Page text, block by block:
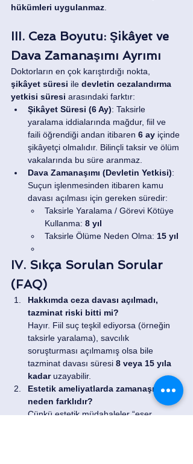
hükümleri uygulanmaz
III. Ceza Boyutu: Şikâyet ve
Dava Zamanaşımı Ayrımı
Doktorların en çok karıştırdığı nokta,
şikâyet süresi ile devletin cezalandırma
yetkisi süresi arasındaki farktır:
Şikâyet Süresi (6 Ay): Taksirle
yaralama iddialarında mağdur, fiil ve
faili öğrendiği andan itibaren 6 ay içinde
şikâyetçi olmalıdır. Bilinçli taksir ve ölüm
vakalarında bu süre aranmaz.
Dava Zamanaşımı (Devletin Yetkisi):
Suçun işlenmesinden itibaren kamu
davası açılması için gereken süredir:
Taksirle Yaralama / Görevi Kötüye
Kullanma: 8 yıl
Taksirle Ölüme Neden Olma: 15 yıl
IV. Sıkça Sorulan Sorular
(FAQ)
Hakkımda ceza davası açılmadı,
tazminat riski bitti mi?
Hayır. Fiil suç teşkil ediyorsa (örneğin
taksirle yaralama), savcılık
soruşturması açılmamış olsa bile
tazminat davası süresi 8 veya 15 yıla
kadar uzayabilir.
Estetik ameliyatlarda zamanaşımı
neden farklıdır?
Çünkü estetik müdahaleler “eser